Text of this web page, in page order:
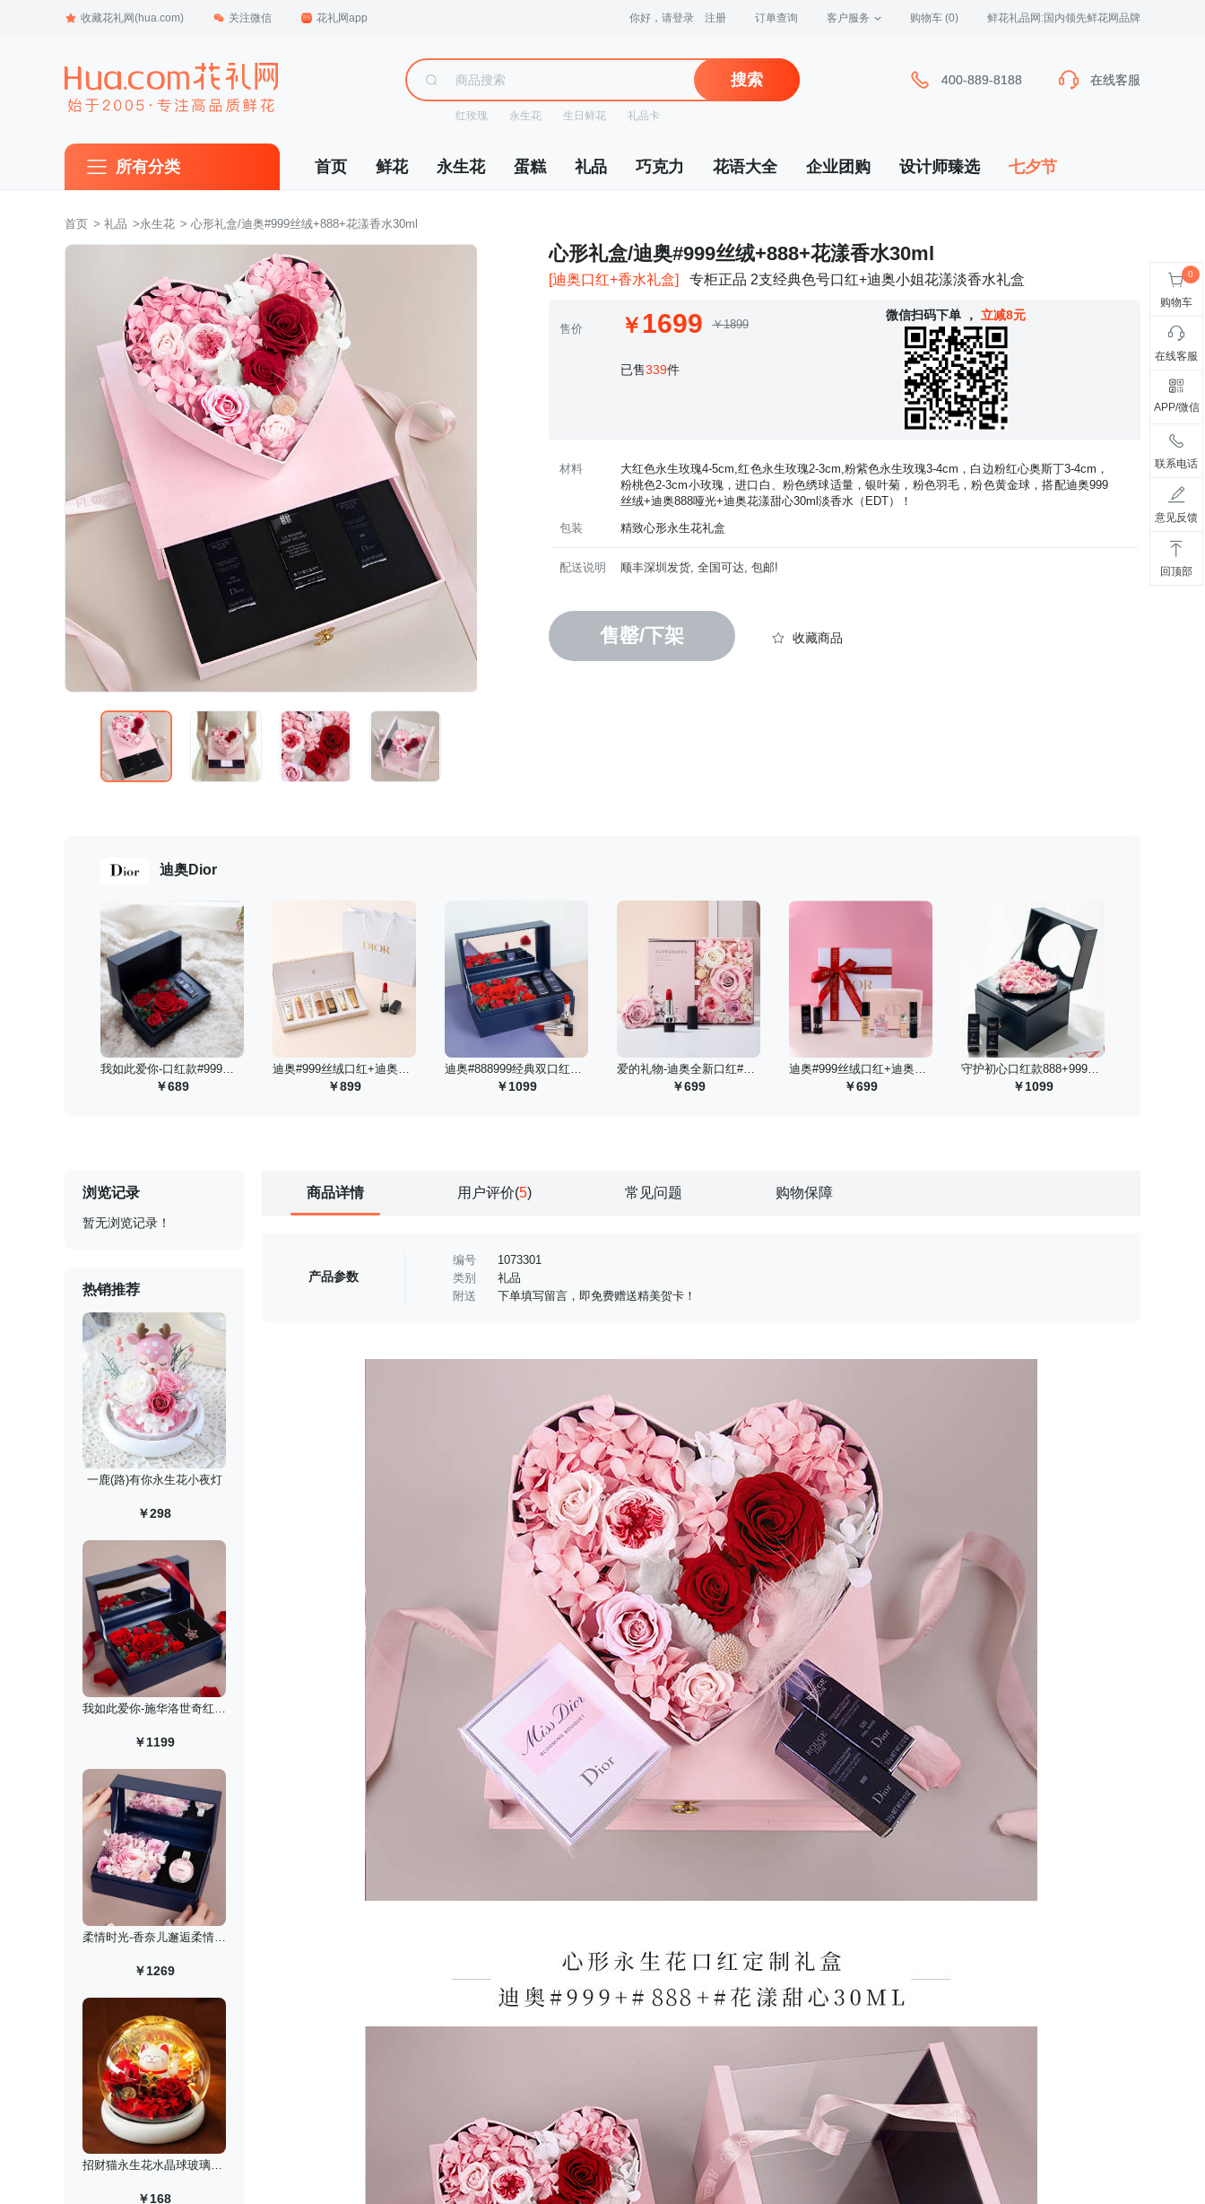
收藏花礼网(hua.com) 关注微信 花礼网app 你好，请登录 注册 订单查询 客户服务 购物车 (0) 鲜花礼品网:国内领先鲜花网品牌
搜索
红玫瑰 永生花 生日鲜花 礼品卡
400-889-8188 在线客服
400-889-8188 在线客服
所有分类 首页 鲜花 永生花 蛋糕 礼品 巧克力 花语大全 企业团购 设计师臻选 七夕节
首页 > 礼品 >永生花 > 心形礼盒/迪奥#999丝绒+888+花漾香水30ml
心形礼盒/迪奥#999丝绒+888+花漾香水30ml
[迪奥口红+香水礼盒] 专柜正品 2支经典色号口红+迪奥小姐花漾淡香水礼盒
售价 1699 ￥1899
微信扫码下单 ， 立减8元
已售339件
材料
大红色永生玫瑰4-5cm,红色永生玫瑰2-3cm,粉紫色永生玫瑰3-4cm，白边粉红心奥斯丁3-4cm，
粉桃色2-3cm小玫瑰，进口白、粉色绣球适量，银叶菊，粉色羽毛，粉色黄金球，搭配迪奥999
丝绒+迪奥888哑光+迪奥花漾甜心30ml淡香水（EDT）！
包装
精致心形永生花礼盒
配送说明 顺丰深圳发货, 全国可达, 包邮!
售罄/下架 收藏商品
购物车
在线客服
APP/微信
联系电话
意见反馈
回顶部
迪奥Dior
689 899 1099
爱的礼物-迪奥全新口红#999丝绒永生花高定礼盒
699 699 1099
浏览记录
暂无浏览记录！
热销推荐
一鹿(路)有你永生花小夜灯
￥298
￥1199
￥1269
招财猫永生花水晶球玻璃罩小夜灯
￥168
商品详情 用户评价(5) 常见问题 购物保障
产品参数
编号
1073301
类别
礼品
附送
下单填写留言，即免费赠送精美贺卡！